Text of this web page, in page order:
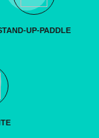
UP-PADDLE